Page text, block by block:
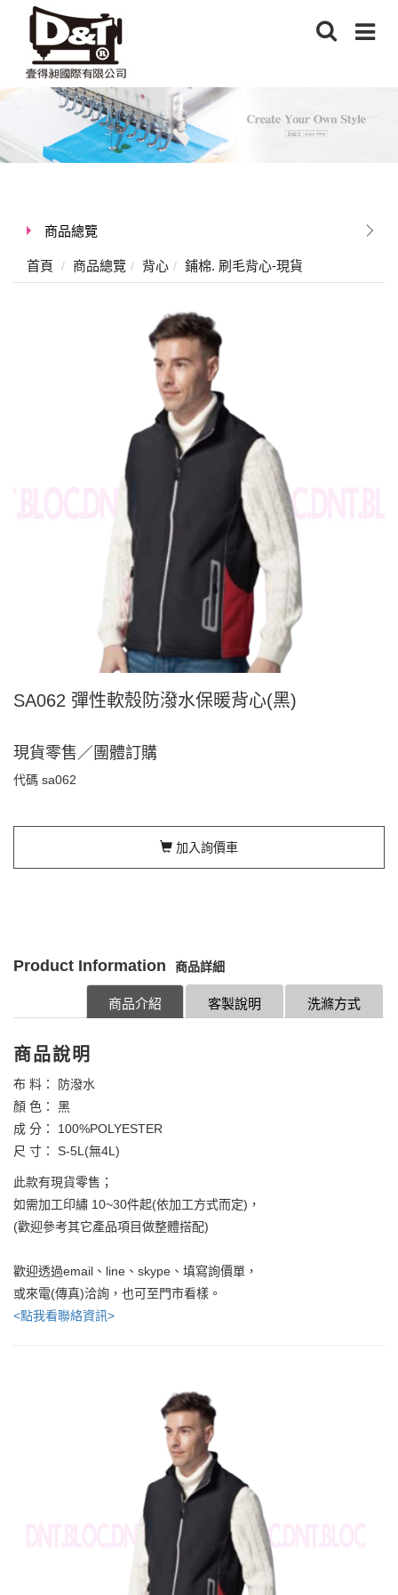
商品總覽
首頁 商品總覽 背心 鋪棉. 刷毛背心-現貨
SA062 彈性軟殼防潑水保暖背心(黑)
現貨零售／團體訂購
代碼 sa062
加入詢價車
Product Information 商品詳細
洗滌方式
客製說明
商品介紹
商品說明
布 料： 防潑水
顏 色： 黑
成 分： 100%POLYESTER
尺 寸： S-5L(無4L)
此款有現貨零售；
如需加工印繡 10~30件起(依加工方式而定)，
(歡迎參考其它產品項目做整體搭配)
歡迎透過email、line、skype、填寫詢價單，
或來電(傳真)洽詢，也可至門市看樣。
<點我看聯絡資訊>